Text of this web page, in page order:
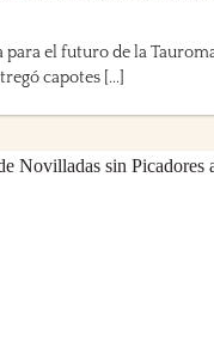
para el futuro de la
capotes [...]